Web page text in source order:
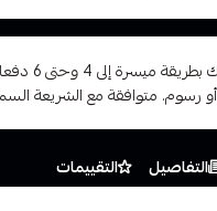
قسم دفعاتك بطريقة
رسوم. متوافقة مع الشريعة
التفاصيل
التقييمات